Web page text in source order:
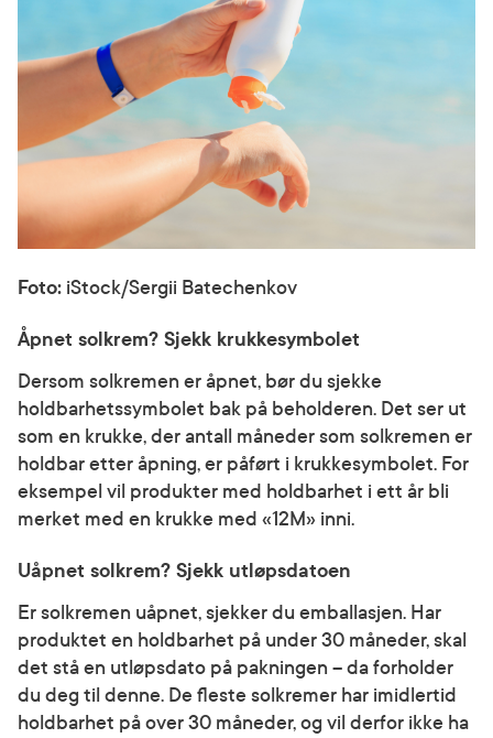
Foto: iStock/Sergii Batechenkov
Åpnet solkrem? Sjekk krukkesymbolet
Dersom solkremen er åpnet, bør du sjekke
holdbarhetssymbolet bak på beholderen. Det ser ut
som en krukke, der antall måneder som solkremen er
holdbar etter åpning, er påført i krukkesymbolet. For
eksempel vil produkter med holdbarhet i ett år bli
merket med en krukke med «12M» inni.
Uåpnet solkrem? Sjekk utløpsdatoen
Er solkremen uåpnet, sjekker du emballasjen. Har
produktet en holdbarhet på under 30 måneder, skal
det stå en utløpsdato på pakningen – da forholder
du deg til denne. De fleste solkremer har imidlertid
holdbarhet på over 30 måneder, og vil derfor ikke ha